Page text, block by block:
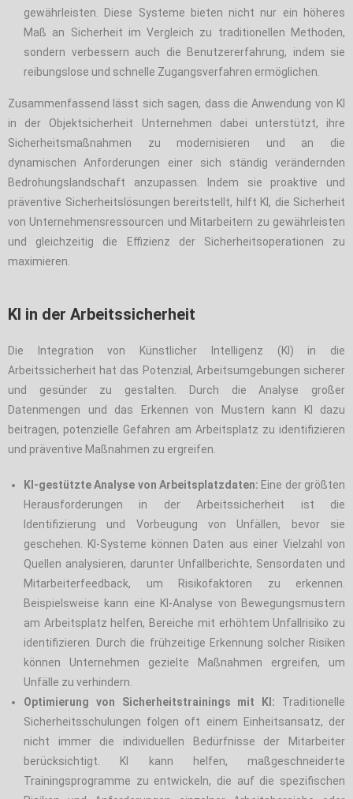
gewährleisten. Diese Systeme bieten nicht nur ein höheres
Maß an Sicherheit im Vergleich zu traditionellen Methoden,
sondern verbessern auch die Benutzererfahrung, indem sie
reibungslose und schnelle Zugangsverfahren ermöglichen.
Zusammenfassend lässt sich sagen, dass die Anwendung von KI
in der Objektsicherheit Unternehmen dabei unterstützt, ihre
Sicherheitsmaßnahmen zu modernisieren und an die
dynamischen Anforderungen einer sich ständig verändernden
Bedrohungslandschaft anzupassen. Indem sie proaktive und
präventive Sicherheitslösungen bereitstellt, hilft KI, die Sicherheit
von Unternehmensressourcen und Mitarbeitern zu gewährleisten
und gleichzeitig die Effizienz der Sicherheitsoperationen zu
maximieren.
KI in der Arbeitssicherheit
Die Integration von Künstlicher Intelligenz (KI) in die
Arbeitssicherheit hat das Potenzial, Arbeitsumgebungen sicherer
und gesünder zu gestalten. Durch die Analyse großer
Datenmengen und das Erkennen von Mustern kann KI dazu
beitragen, potenzielle Gefahren am Arbeitsplatz zu identifizieren
und präventive Maßnahmen zu ergreifen.
KI-gestützte Analyse von Arbeitsplatzdaten: Eine der größten
Herausforderungen in der Arbeitssicherheit ist die
Identifizierung und Vorbeugung von Unfällen, bevor sie
geschehen. KI-Systeme können Daten aus einer Vielzahl von
Quellen analysieren, darunter Unfallberichte, Sensordaten und
Mitarbeiterfeedback, um Risikofaktoren zu erkennen.
Beispielsweise kann eine KI-Analyse von Bewegungsmustern
am Arbeitsplatz helfen, Bereiche mit erhöhtem Unfallrisiko zu
identifizieren. Durch die frühzeitige Erkennung solcher Risiken
können Unternehmen gezielte Maßnahmen ergreifen, um
Unfälle zu verhindern.
Optimierung von Sicherheitstrainings mit KI: Traditionelle
Sicherheitsschulungen folgen oft einem Einheitsansatz, der
nicht immer die individuellen Bedürfnisse der Mitarbeiter
berücksichtigt. KI kann helfen, maßgeschneiderte
Trainingsprogramme zu entwickeln, die auf die spezifischen